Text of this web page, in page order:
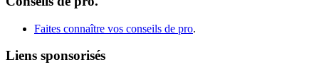
Faites connaître vos conseils de pro.
Liens sponsorisés